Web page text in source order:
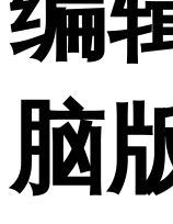
脑